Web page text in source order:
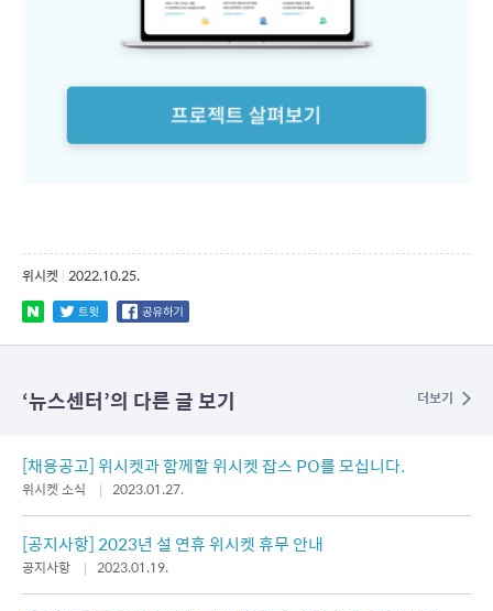
위시켓 2022.10.25.
‘뉴스센터 ’의 다른 글 보기 더보기
[채용공고] 위시켓과 함께할 위시켓 잡스 PO를 모십니다.
위시켓 소식 2023.01.27.
[공지사항] 2023년 설 연휴 위시켓 휴무 안내
공지사항 2023.01.19.